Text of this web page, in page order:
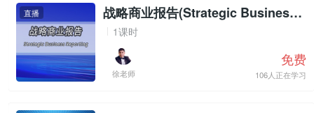
直播 战略商业报告(Strategic Business Reporting)试听
1课时
徐老师
免费
106人正在学习